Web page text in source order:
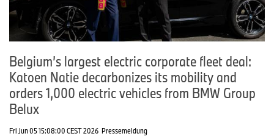
Belgium’s largest electric corporate fleet deal:
Katoen Natie decarbonizes its mobility and
orders 1,000 electric vehicles from BMW Group
Belux
Fri Jun 05 15:08:00 CEST 2026 Pressemeldung